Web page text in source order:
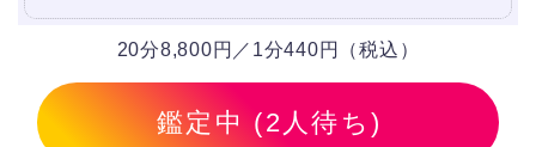
20分8,800円／1分440円（税込）
鑑定中 (2人待ち)